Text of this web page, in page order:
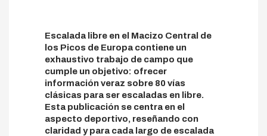
Escalada libre en el Macizo Central de
los Picos de Europa contiene un
exhaustivo trabajo de campo que
cumple un objetivo: ofrecer
información veraz sobre 80 vías
clásicas para ser escaladas en libre.
Esta publicación se centra en el
aspecto deportivo, reseñando con
claridad y para cada largo de escalada